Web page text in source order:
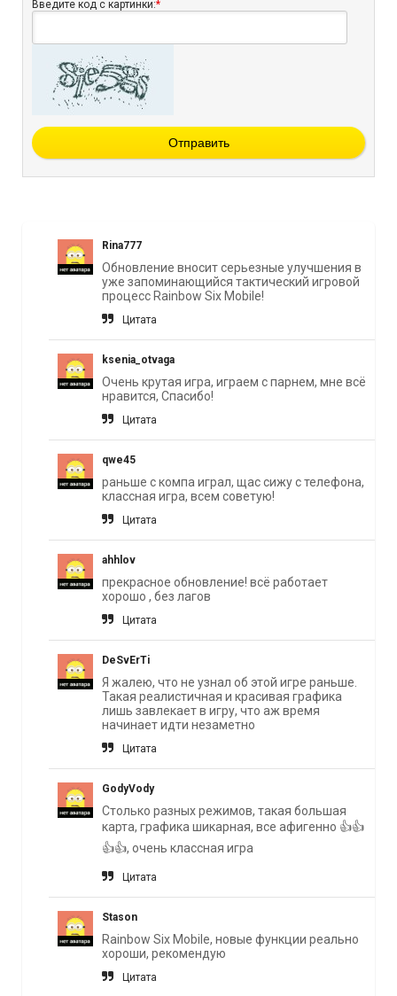
Введите код с картинки:*
Отправить
Rina777
Обновление вносит серьезные улучшения в
уже запоминающийся тактический игровой
процесс Rainbow Six Mobile!
Цитата
ksenia_otvaga
Очень крутая игра, играем с парнем, мне всё
нравится, Спасибо!
Цитата
qwe45
раньше с компа играл, щас сижу с телефона,
классная игра, всем советую!
Цитата
ahhlov
прекрасное обновление! всё работает
хорошо , без лагов
Цитата
DeSvErTi
Я жалею, что не узнал об этой игре раньше.
Такая реалистичная и красивая графика
лишь завлекает в игру, что аж время
начинает идти незаметно
Цитата
GodyVody
Столько разных режимов, такая большая
карта, графика шикарная, все афигенно 👍👍
👍👍, очень классная игра
Цитата
Stason
Rainbow Six Mobile, новые функции реально
хороши, рекомендую
Цитата